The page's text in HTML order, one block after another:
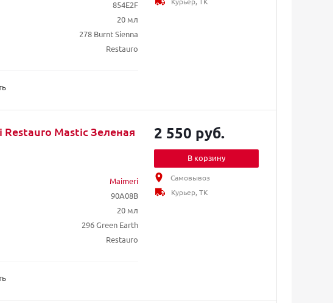
854E2F
20 мл
278 Burnt Sienna
Restauro
Mastic Зеленая
Maimeri
90A08B
20 мл
296 Green Earth
Restauro
2 550 руб.
В корзину
Самовывоз
Курьер, ТК